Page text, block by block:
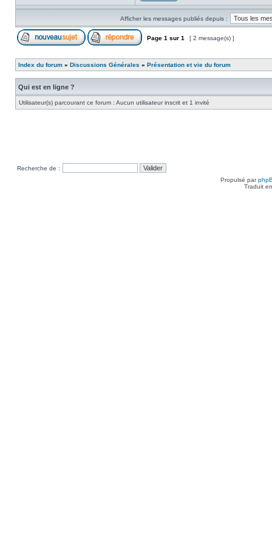
Afficher les messages publiés depuis :
Page 1 sur 1 [ 2 message(s) ]
Index du forum » Discussions Générales » Présentation et vie du forum
Qui est en ligne ?
Utilisateur(s) parcourant ce forum : Aucun utilisateur inscrit et 1 invité
Recherche de :
Propulsé par
Traduit